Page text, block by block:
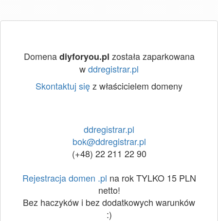
Domenadiyforyou.pl została zaparkowana
wddregistrar.pl
Skontaktuj sięz właścicielem domeny
ddregistrar.pl
bok@ddregistrar.pl
(+48) 22 211 22 90
Rejestracja domen .pl na rok TYLKO 15 PLN
netto!
Bez haczyków i bez dodatkowych warunków
:)